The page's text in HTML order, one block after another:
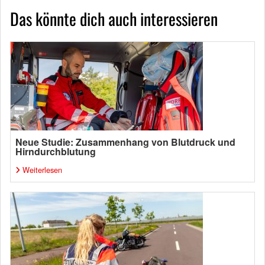
Das könnte dich auch interessieren
Neue Studie: Zusammenhang von Blutdruck und
Hirndurchblutung
Weiterlesen